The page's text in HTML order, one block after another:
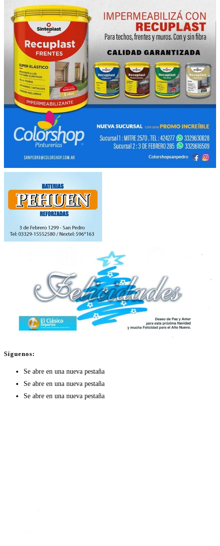
Síguenos:
Se abre en una nueva pestaña
Se abre en una nueva pestaña
Se abre en una nueva pestaña